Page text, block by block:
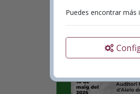
Puedes encontrar más